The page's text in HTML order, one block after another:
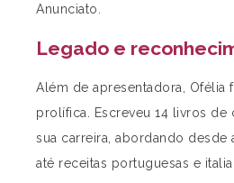
Anunciato.
Legado e
Além de apresentadora, Ofélia
prolífica. Escreveu 14 livros
sua carreira, abordando desde
até receitas portuguesas e